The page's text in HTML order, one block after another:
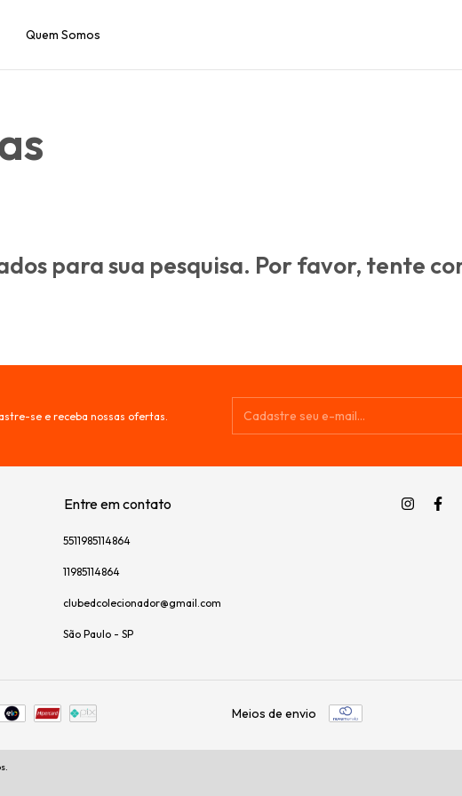
Quem Somos
para sua pesquisa. Por favor, tente
se e receba nossas ofertas.
Entre em contato
5511985114864
11985114864
clubedcolecionador@gmail.com
São Paulo - SP
Meios de envio